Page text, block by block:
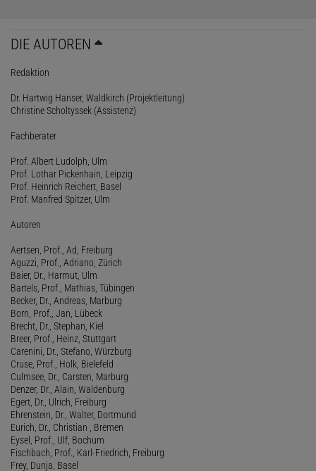
DIE AUTOREN
Redaktion
Dr. Hartwig Hanser, Waldkirch (Projektleitung)
Christine Scholtyssek (Assistenz)
Fachberater
Prof. Albert Ludolph, Ulm
Prof. Lothar Pickenhain, Leipzig
Prof. Heinrich Reichert, Basel
Prof. Manfred Spitzer, Ulm
Autoren
Aertsen, Prof., Ad, Freiburg
Aguzzi, Prof., Adriano, Zürich
Baier, Dr., Harmut, Ulm
Bartels, Prof., Mathias, Tübingen
Becker, Dr., Andreas, Marburg
Born, Prof., Jan, Lübeck
Brecht, Dr., Stephan, Kiel
Breer, Prof., Heinz, Stuttgart
Carenini, Dr., Stefano, Würzburg
Cruse, Prof., Holk, Bielefeld
Culmsee, Dr., Carsten, Marburg
Denzer, Dr., Alain, Waldenburg
Egert, Dr., Ulrich, Freiburg
Ehrenstein, Dr., Walter, Dortmund
Eurich, Dr., Christian , Bremen
Eysel, Prof., Ulf, Bochum
Fischbach, Prof., Karl-Friedrich, Freiburg
Frey, Dunja, Basel